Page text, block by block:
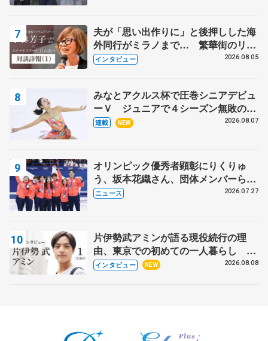
夫が「思い出作りに」と後押しした海
外同行がミラノまで… 繁華街のリン
クでは不良のお兄さんも味方に 小林
インタビュー 2026.08.05
みなとアクルス杯で圧巻シニアデビュ
ーＶ ジュニアで４シーズン無敗の島
田麻央
連載 NEW 2026.08.07
オリンピック優秀者顕彰にりくりゅ
う、坂本花織さん、団体メンバーら
8月7日に文科省が表彰式、ブルーノ・
ニュース 2026.07.27
片伊勢武アミンが語る現役続行の理
由、東京での初めての一人暮らし 注
目スケーターの「今」に迫る
インタビュー NEW 2026.08.08